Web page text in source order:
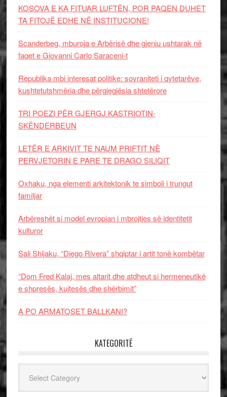
KOSOVA E KA FITUAR LUFTËN, POR PAQEN DUHET
TA FITOJË EDHE NË INSTITUCIONE!
Scanderbeg, mburoja e Arbërisë dhe gjeniu ushtarak në
faqet e Giovanni Carlo Saraceni-t
Republika mbi interesat politike: sovraniteti i qytetarëve,
kushtetutshmëria dhe përgjegjësia shtetërore
TRI POEZI PËR GJERGJ KASTRIOTIN-
SKËNDERBEUN
LETËR E ARKIVIT TE NAUM PRIFTIT NË
PERVJETORIN E PARE TE DRAGO SILIQIT
Oxhaku, nga elementi arkitektonik te simboli i trungut
familjar
Arbëreshët si model evropian i mbrojtjes së identitetit
kulturor
Sali Shijaku, “Diego Rivera” shqiptar i artit tonë kombëtar
“Dom Fred Kalaj, mes altarit dhe atdheut si hermeneutikë
e shpresës, kujtesës dhe shërbimit”
A PO ARMATOSET BALLKANI?
KATEGORITË